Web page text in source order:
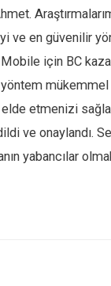
ve en güvenilir
için BC
mükemmel
etmenizi
ve onaylandı.
yabancılar